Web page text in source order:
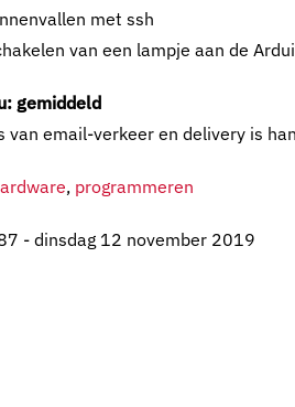
met ssh
van een lampje aan de
gemiddeld
van email-verkeer en delivery is
, programmeren
- dinsdag 12 november 2019